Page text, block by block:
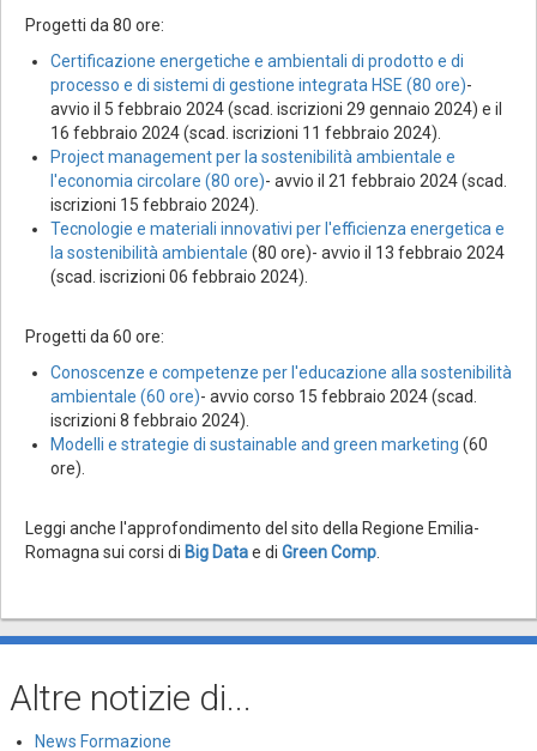
Progetti da 80 ore:
Certificazione energetiche e ambientali di prodotto e di
processo e di sistemi di gestione integrata HSE (80 ore)-
avvio il 5 febbraio 2024 (scad. iscrizioni 29 gennaio 2024) e il
16 febbraio 2024 (scad. iscrizioni 11 febbraio 2024).
Project management per la sostenibilità ambientale e
l'economia circolare (80 ore)- avvio il 21 febbraio 2024 (scad.
iscrizioni 15 febbraio 2024).
Tecnologie e materiali innovativi per l'efficienza energetica e
la sostenibilità ambientale (80 ore)- avvio il 13 febbraio 2024
(scad. iscrizioni 06 febbraio 2024).
Progetti da 60 ore:
Conoscenze e competenze per l'educazione alla sostenibilità
ambientale (60 ore)- avvio corso 15 febbraio 2024 (scad.
iscrizioni 8 febbraio 2024).
Modelli e strategie di sustainable and green marketing (60
ore).
Leggi anche l'approfondimento del sito della Regione Emilia-
Romagna sui corsi di Big Datae di Green Comp
Altre notizie di...
News Formazione